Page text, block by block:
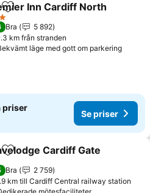
Lägg till i Mina Favoriter
Inn Cardiff North
Bra
5 892
km från stranden
läge med gott om parkeringSe
priser
Se priser
Lägg till i Mina Favoriter
Cardiff Gate
Bra
2 759
km till Cardiff Central railway station